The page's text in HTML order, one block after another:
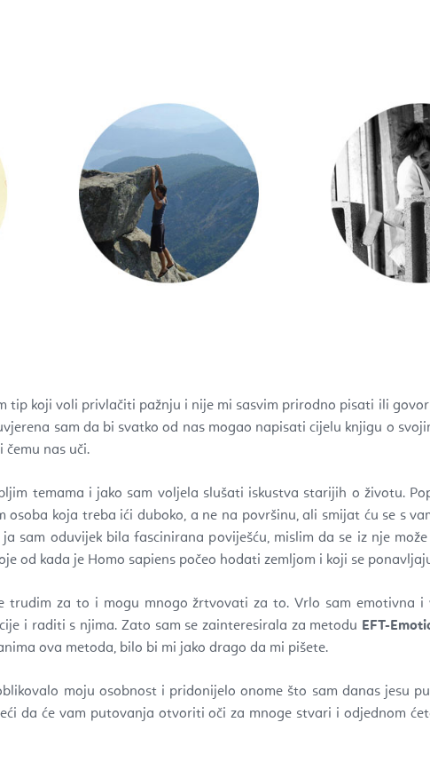
tip koji voli privlačiti pažnju i nije mi sasvim prirodno pisati ili
sam da bi svatko od nas mogao napisati cijelu knjigu o
čemu nas uči.
temama i jako sam voljela slušati iskustva starijih o životu.
osoba koja treba ići duboko, a ne na površinu, ali smijat ću se s
sam oduvijek bila fascinirana poviješću, mislim da se iz nje
od kada je Homo sapiens počeo hodati zemljom i koji se
trudim za to i mogu mnogo žrtvovati za to. Vrlo sam emotivna i
i raditi s njima. Zato sam se zainteresirala za metodu EFT-
ova metoda, bilo bi mi jako drago da mi pišete.
moju osobnost i pridonijelo onome što sam danas jesu
da će vam putovanja otvoriti oči za mnoge stvari i odjednom